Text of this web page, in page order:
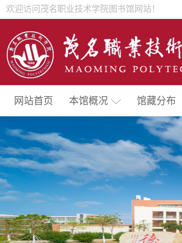
欢迎访问茂名职业技术学院图书馆网站！
网站首页 本馆概况 馆藏分布